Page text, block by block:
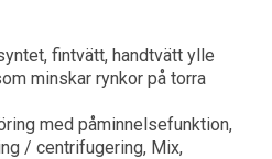
fintvätt, handtvätt ylle
minskar rynkor på torra
med påminnelsefunktion,
/ centrifugering, Mix,